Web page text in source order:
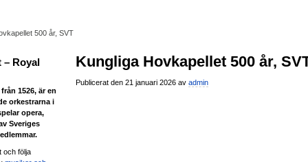
500 år, SVT
Royal
1526, är en
orkestrarna i
opera,
Sveriges
och följa
Kungliga Hovkapellet 500 år,
Publicerat den 21 januari 2026 av admin